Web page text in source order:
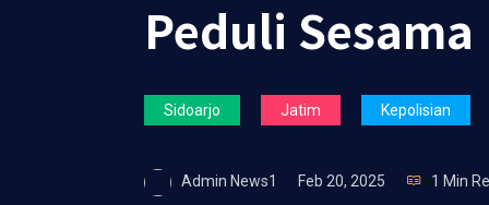
Peduli Sesama
Sidoarjo Jatim Kepolisian
Admin News1 Feb 20, 2025 1 Min